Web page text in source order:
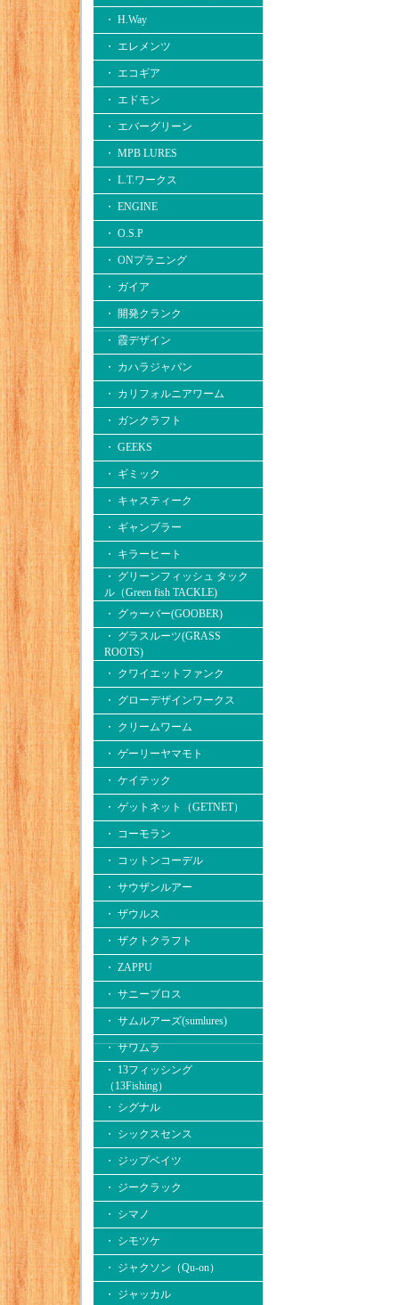
・ H.Way
・ エレメンツ
・ エコギア
・ エドモン
・ エバーグリーン
・ MPB LURES
・ L.T.ワークス
・ ENGINE
・ O.S.P
・ ONプラニング
・ ガイア
・ 開発クランク
・ 霞デザイン
・ カハラジャパン
・ カリフォルニアワーム
・ ガンクラフト
・ GEEKS
・ ギミック
・ キャスティーク
・ ギャンブラー
・ キラーヒート
・ グリーンフィッシュ タック
ル（Green fish TACKLE)
・ グゥーバー(GOOBER)
・ グラスルーツ(GRASS
ROOTS)
・ クワイエットファンク
・ グローデザインワークス
・ クリームワーム
・ ゲーリーヤマモト
・ ケイテック
・ ゲットネット（GETNET）
・ コーモラン
・ コットンコーデル
・ サウザンルアー
・ ザウルス
・ ザクトクラフト
・ ZAPPU
・ サニーブロス
・ サムルアーズ(sumlures)
・ サワムラ
・ 13フィッシング
（13Fishing）
・ シグナル
・ シックスセンス
・ ジップベイツ
・ ジークラック
・ シマノ
・ シモツケ
・ ジャクソン（Qu-on）
・ ジャッカル